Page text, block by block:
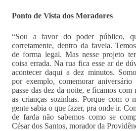
Ponto de Vista dos Moradores
“Sou a favor do poder público,
corretamente, dentro da favela.
de forma legal. Mas nesse projeto
coisa errada. Na rua fica esse ar de
acontecer daqui a dez minutos.
por exemplo, comemorar
passe das dez da noite, e ficamos com
as crianças sozinhas. Porque com o
gente sabia o que fazer, pra onde ir.
de farda não sabemos como se
César dos Santos, morador da